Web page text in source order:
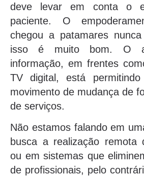
deve levar em conta o
paciente. O
chegou a patamares
isso é muito bom. O
informação, em frentes
TV digital, está
movimento de mudança de
de serviços.
Não estamos falando em
busca a realização remota
ou em sistemas que
de profissionais, pelo